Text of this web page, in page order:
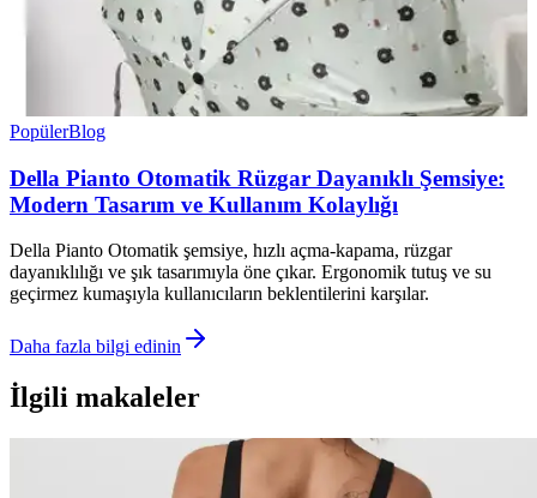
PopülerBlog
Della Pianto Otomatik Rüzgar Dayanıklı Şemsiye:
Modern Tasarım ve Kullanım Kolaylığı
Della Pianto Otomatik şemsiye, hızlı açma-kapama, rüzgar
dayanıklılığı ve şık tasarımıyla öne çıkar. Ergonomik tutuş ve su
geçirmez kumaşıyla kullanıcıların beklentilerini karşılar.
Daha fazla bilgi edinin
İlgili makaleler